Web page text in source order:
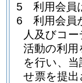
5
利用会員
6
利用会員
人及びコ
活動の利
を行い、
せ票を提